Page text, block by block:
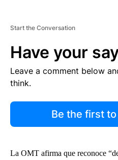
Start the Conversation
Have your
Leave a comment below
think.
Be the first
La OMT afirma que reconoce